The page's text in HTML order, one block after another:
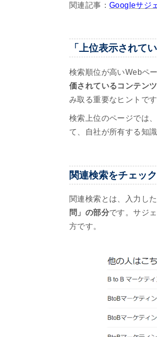
関連記事： Googleサジ
「上位表示されて
検索順位が高いWebペ
価されているコンテンツ
み取る重要なヒントです
検索上位のページでは
て、自社が所有する知
関連検索をチェッ
関連検索とは、入力し
問」の部分です。サジ
方です。